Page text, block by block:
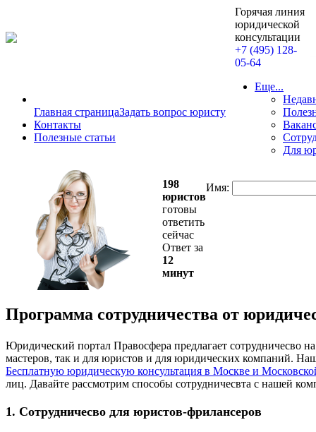
Горячая линия
юридической
консультации
+7 (495) 128-
05-64
Главная страницаЗадать вопрос юристу
Контакты
Полезные статьи
Еще...
Для
198
юристов
готовы
ответить
сейчас
Ответ за
12
минут
Имя:
Программа сотрудничества от
Юридический портал Правосфера предлагает сотрудничесво
мастеров, так и для юристов и для юридических компаний.
Бесплатную юридическую консультация в Москве и
лиц. Давайте рассмотрим способы сотрудничесвта с нашей
1. Сотрудничесво для юристов-фрилансеров